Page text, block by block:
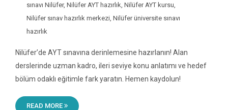
sınavı Nilüfer, Nilüfer AYT hazırlık Nilüfer AYT kursu
Nilüfer sınav hazırlık merkezi Nilüfer üniversite sınavı
hazırlık
Nilüfer’de AYT sınavına derinlemesine hazırlanın! Alan
derslerinde uzman kadro, ileri seviye konu anlatımı ve hedef
bölüm odaklı eğitimle fark yaratın. Hemen kaydolun!
READ MORE